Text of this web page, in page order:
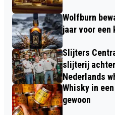
Wolfburn
jaar voor
Slijters
slijterij
Nederlands
Whisky in
gewoon